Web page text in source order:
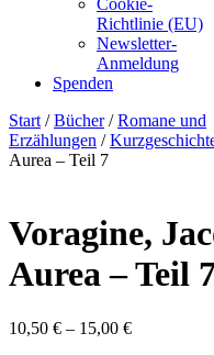
Cookie-
Richtlinie (EU)
Newsletter-
Anmeldung
Spenden
Skip
to
content
Start /Bücher/Romane und
Erzählungen /
Aurea – Teil 7
Voragine,
Aurea – Teil
10,50 € – 15,00 €Preisspanne: